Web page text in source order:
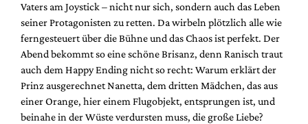
Vaters am Joystick – nicht nur sich, sondern auch das Leben
seiner Protagonisten zu retten. Da wirbeln plötzlich alle wie
ferngesteuert über die Bühne und das Chaos ist perfekt. Der
Abend bekommt so eine schöne Brisanz, denn Ranisch traut
auch dem Happy Ending nicht so recht: Warum erklärt der
Prinz ausgerechnet Nanetta, dem dritten Mädchen, das aus
einer Orange, hier einem Flugobjekt, entsprungen ist, und
beinahe in der Wüste verdursten muss, die große Liebe?